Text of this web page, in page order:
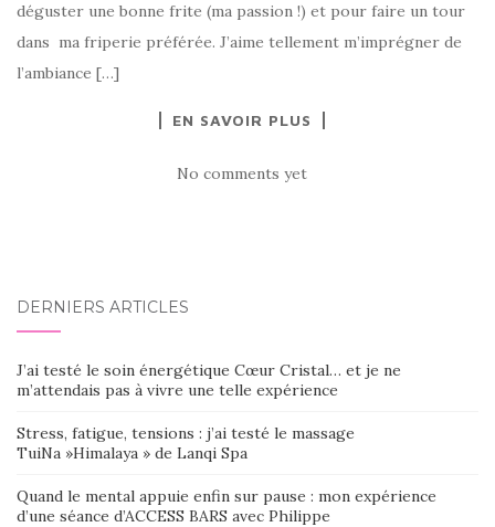
déguster une bonne frite (ma passion !) et pour faire un tour
dans ma friperie préférée. J’aime tellement m’imprégner de
l’ambiance […]
EN SAVOIR PLUS
No comments yet
DERNIERS ARTICLES
J’ai testé le soin énergétique Cœur Cristal… et je ne
m’attendais pas à vivre une telle expérience
Stress, fatigue, tensions : j’ai testé le massage
TuiNa »Himalaya » de Lanqi Spa
Quand le mental appuie enfin sur pause : mon expérience
d’une séance d’ACCESS BARS avec Philippe